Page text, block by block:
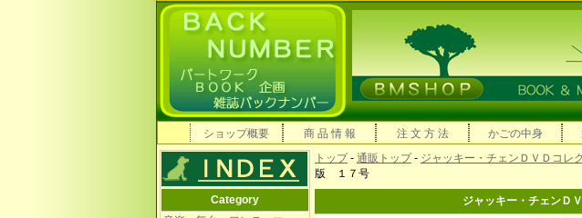
ショップ概要
商 品 情 報 注 文 方 法 かごの中身
Category
トップ- 通販トップ- ジャッキー・チェンＤＶＤコレ
版 １７号
ジャッキー・チェンＤ